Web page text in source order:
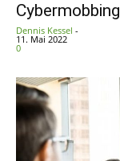
Dennis Kessel -
11. Mai 2022
0